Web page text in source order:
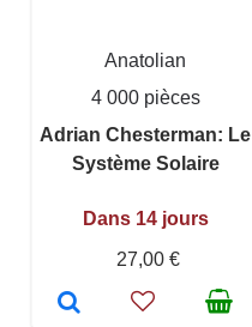
Anatolian
4 000 pièces
Adrian Chesterman: Le
Système Solaire
Dans 14 jours
27,00 €